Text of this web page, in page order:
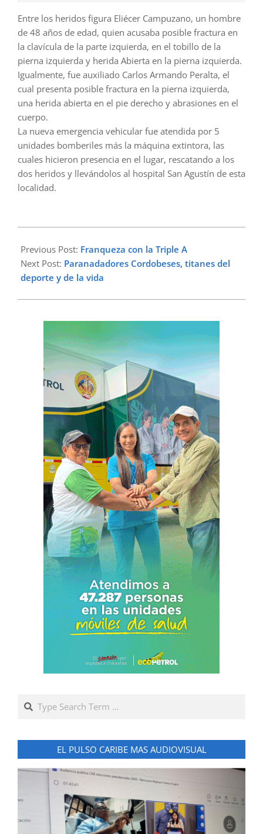
Entre los heridos figura Eliécer Campuzano, un hombre
de 48 años de edad, quien acusaba posible fractura en
la clavícula de la parte izquierda, en el tobillo de la
pierna izquierda y herida Abierta en la pierna izquierda.
Igualmente, fue auxiliado Carlos Armando Peralta, el
cual presenta posible fractura en la pierna izquierda,
una herida abierta en el pie derecho y abrasiones en el
cuerpo.
La nueva emergencia vehicular fue atendida por 5
unidades bomberiles más la máquina extintora, las
cuales hicieron presencia en el lugar, rescatando a los
dos heridos y llevándolos al hospital San Agustín de esta
localidad.
07-
12
Previous Post: Franqueza con la Triple A
Next Post: Paranadadores Cordobeses, titanes del
deporte y de la vida
Search
EL PULSO CARIBE MAS AUDIOVISUAL